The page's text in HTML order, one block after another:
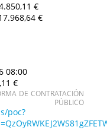
€
€
08:00
€
DE CONTRATACIÓN
poc?